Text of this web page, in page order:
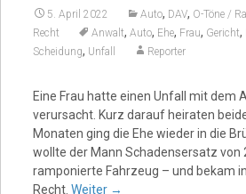
5. April 2022 Auto, DAV, O-Töne /
Recht Anwalt, Auto, Ehe, Frau, Gericht,
Scheidung, Unfall Reporter
Eine Frau hatte einen Unfall mit dem
verursacht. Kurz darauf heiraten
Monaten ging die Ehe wieder in die
wollte der Mann Schadensersatz von
ramponierte Fahrzeug – und bekam
Recht. Weiter →